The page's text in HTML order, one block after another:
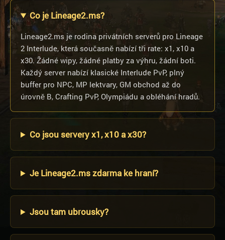
Co je Lineage2.ms?
Lineage2.ms je rodina privátních serverů pro Lineage
2 Interlude, která současně nabízí tři rate: x1, x10 a
x30. Žádné wipy, žádné platby za výhru, žádní boti.
Každý server nabízí klasické Interlude PvP, plný
buffer pro NPC, MP lektvary, GM obchod až do
úrovně B, Crafting PvP, Olympiádu a obléhání hradů.
Co jsou servery x1, x10 a x30?
Je Lineage2.ms zdarma ke hraní?
Jsou tam ubrousky?